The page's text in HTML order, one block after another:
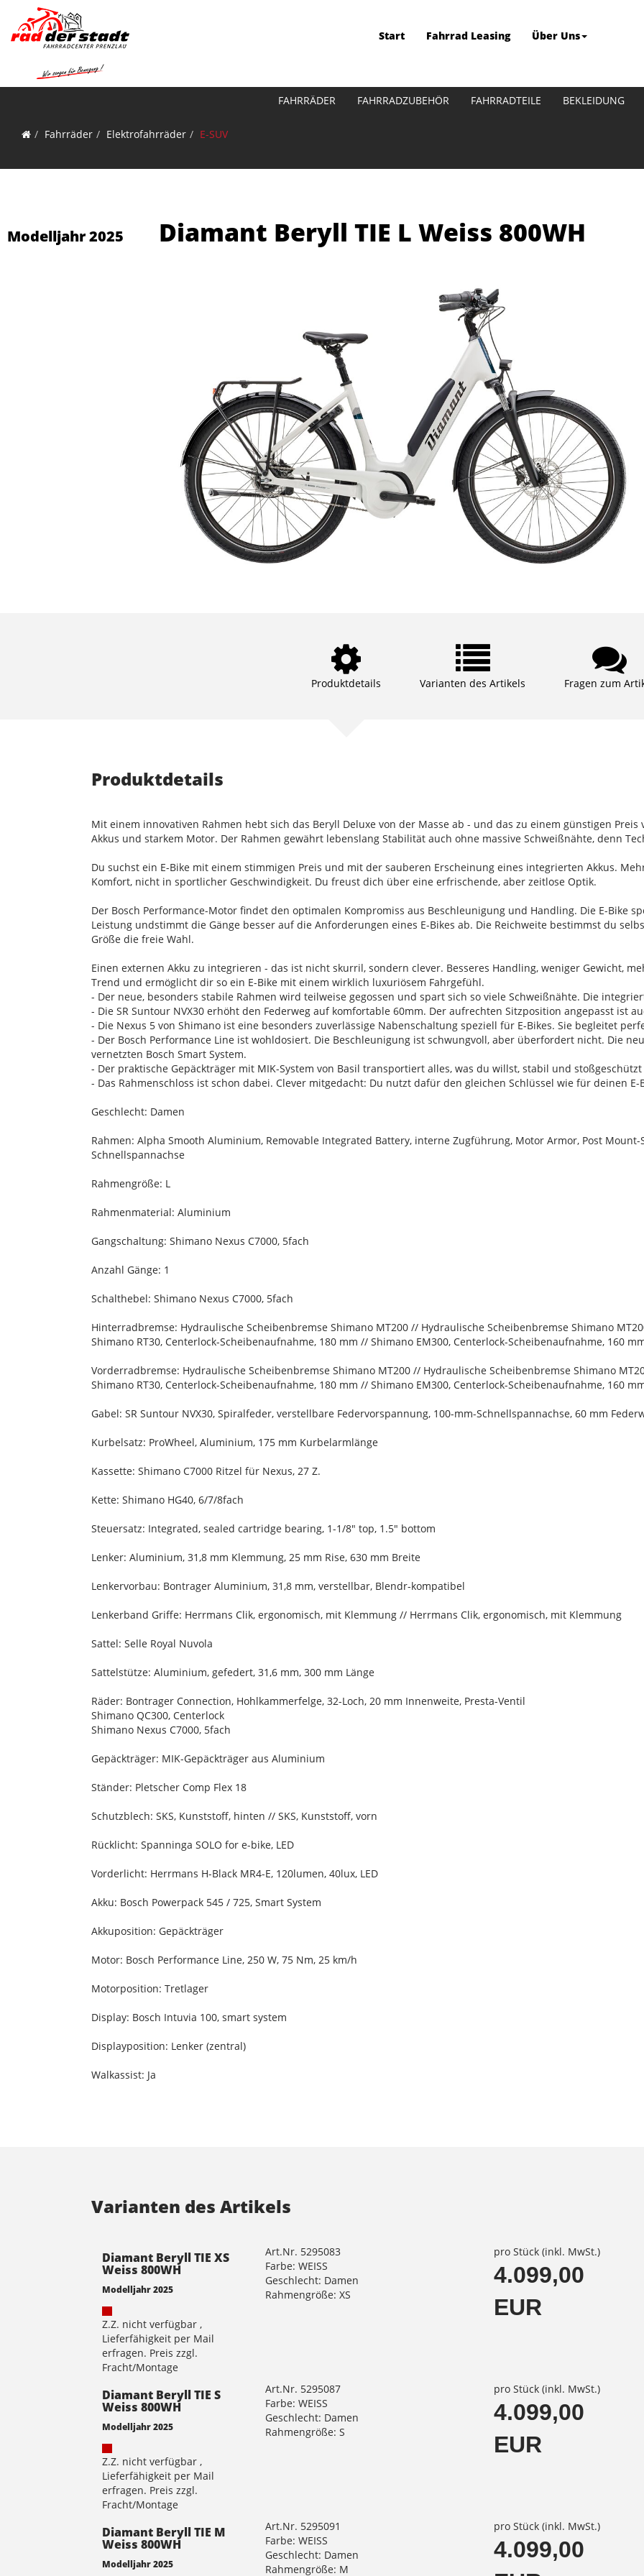
Start Fahrrad Leasing Über Uns
FAHRRÄDER FAHRRADZUBEHÖR FAHRRADTEILE BEKLEIDUNG
Fahrräder Elektrofahrräder E-SUV
Modelljahr 2025 Diamant Beryll TIE L Weiss 800WH
Produktdetails Varianten des Artikels Fragen zum
Produktdetails
Mit einem innovativen Rahmen hebt sich das Beryll Deluxe von der Masse ab - und das zu einem günstigen
Akkus und starkem Motor. Der Rahmen gewährt lebenslang Stabilität auch ohne massive Schweißnähte, denn
Du suchst ein E-Bike mit einem stimmigen Preis und mit der sauberen Erscheinung eines integrierten Akkus.
Komfort, nicht in sportlicher Geschwindigkeit. Du freust dich über eine erfrischende, aber zeitlose Optik.
Der Bosch Performance-Motor findet den optimalen Kompromiss aus Beschleunigung und Handling. Die E-Bike
Leistung undstimmt die Gänge besser auf die Anforderungen eines E-Bikes ab. Die Reichweite bestimmst du
Größe die freie Wahl.
Einen externen Akku zu integrieren - das ist nicht skurril, sondern clever. Besseres Handling, weniger Gewicht,
Trend und ermöglicht dir so ein E-Bike mit einem wirklich luxuriösem Fahrgefühl.
- Der neue, besonders stabile Rahmen wird teilweise gegossen und spart sich so viele Schweißnähte. Die
- Die SR Suntour NVX30 erhöht den Federweg auf komfortable 60mm. Der aufrechten Sitzposition angepasst ist
- Die Nexus 5 von Shimano ist eine besonders zuverlässige Nabenschaltung speziell für E-Bikes. Sie begleitet
- Der Bosch Performance Line ist wohldosiert. Die Beschleunigung ist schwungvoll, aber überfordert nicht. Die
vernetzten Bosch Smart System.
- Der praktische Gepäckträger mit MIK-System von Basil transportiert alles, was du willst, stabil und
- Das Rahmenschloss ist schon dabei. Clever mitgedacht: Du nutzt dafür den gleichen Schlüssel wie für deinen E-
Geschlecht: Damen
Rahmen: Alpha Smooth Aluminium, Removable Integrated Battery, interne Zugführung, Motor Armor, Post
Schnellspannachse
Rahmengröße: L
Rahmenmaterial: Aluminium
Gangschaltung: Shimano Nexus C7000, 5fach
Anzahl Gänge: 1
Schalthebel: Shimano Nexus C7000, 5fach
Hinterradbremse: Hydraulische Scheibenbremse Shimano MT200 // Hydraulische Scheibenbremse Shimano
Shimano RT30, Centerlock-Scheibenaufnahme, 180 mm // Shimano EM300, Centerlock-Scheibenaufnahme, 160
Vorderradbremse: Hydraulische Scheibenbremse Shimano MT200 // Hydraulische Scheibenbremse Shimano
Shimano RT30, Centerlock-Scheibenaufnahme, 180 mm // Shimano EM300, Centerlock-Scheibenaufnahme, 160
Gabel: SR Suntour NVX30, Spiralfeder, verstellbare Federvorspannung, 100-mm-Schnellspannachse, 60 mm
Kurbelsatz: ProWheel, Aluminium, 175 mm Kurbelarmlänge
Kassette: Shimano C7000 Ritzel für Nexus, 27 Z.
Kette: Shimano HG40, 6/7/8fach
Steuersatz: Integrated, sealed cartridge bearing, 1-1/8" top, 1.5" bottom
Lenker: Aluminium, 31,8 mm Klemmung, 25 mm Rise, 630 mm Breite
Lenkervorbau: Bontrager Aluminium, 31,8 mm, verstellbar, Blendr-kompatibel
Lenkerband Griffe: Herrmans Clik, ergonomisch, mit Klemmung // Herrmans Clik, ergonomisch, mit Klemmung
Sattel: Selle Royal Nuvola
Sattelstütze: Aluminium, gefedert, 31,6 mm, 300 mm Länge
Räder: Bontrager Connection, Hohlkammerfelge, 32-Loch, 20 mm Innenweite, Presta-Ventil
Shimano QC300, Centerlock
Shimano Nexus C7000, 5fach
Gepäckträger: MIK-Gepäckträger aus Aluminium
Ständer: Pletscher Comp Flex 18
Schutzblech: SKS, Kunststoff, hinten // SKS, Kunststoff, vorn
Rücklicht: Spanninga SOLO for e-bike, LED
Vorderlicht: Herrmans H-Black MR4-E, 120lumen, 40lux, LED
Akku: Bosch Powerpack 545 / 725, Smart System
Akkuposition: Gepäckträger
Motor: Bosch Performance Line, 250 W, 75 Nm, 25 km/h
Motorposition: Tretlager
Display: Bosch Intuvia 100, smart system
Displayposition: Lenker (zentral)
Walkassist: Ja
Varianten des Artikels
Diamant Beryll TIE XS
Weiss 800WH
Modelljahr 2025
Z.Z. nicht verfügbar ,
Lieferfähigkeit per Mail
erfragen. Preis zzgl.
Fracht/Montage
Art.Nr. 5295083
Farbe: WEISS
Geschlecht: Damen
Rahmengröße: XS
pro Stück (inkl. MwSt.)
4.099,00
EUR
Diamant Beryll TIE S
Weiss 800WH
Modelljahr 2025
Z.Z. nicht verfügbar ,
Lieferfähigkeit per Mail
erfragen. Preis zzgl.
Fracht/Montage
Art.Nr. 5295087
Farbe: WEISS
Geschlecht: Damen
Rahmengröße: S
pro Stück (inkl. MwSt.)
4.099,00
EUR
Diamant Beryll TIE M
Weiss 800WH
Modelljahr 2025
Art.Nr. 5295091
Farbe: WEISS
Geschlecht: Damen
Rahmengröße: M
pro Stück (inkl. MwSt.)
4.099,00